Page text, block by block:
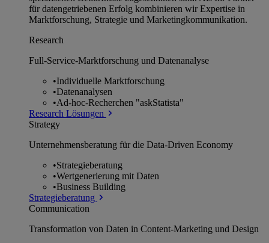
für datengetriebenen Erfolg kombinieren wir Expertise in
Marktforschung, Strategie und Marketingkommunikation.
Research
Full-Service-Marktforschung und Datenanalyse
•Individuelle Marktforschung
•Datenanalysen
•Ad-hoc-Recherchen "askStatista"
Research Lösungen
Strategy
Unternehmens­beratung für die Data-Driven Economy
•Strategieberatung
•Wertgenerierung mit Daten
•Business Building
Strategieberatung
Communication
Transformation von Daten in Content-Marketing und Design